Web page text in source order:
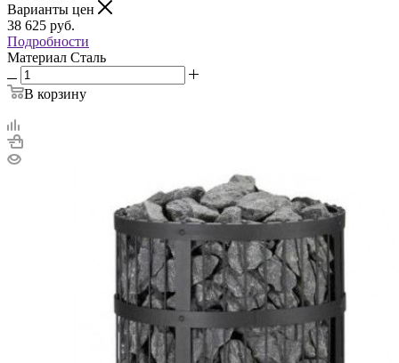
Варианты цен
38 625 руб.
Подробности
Материал Сталь
В корзину